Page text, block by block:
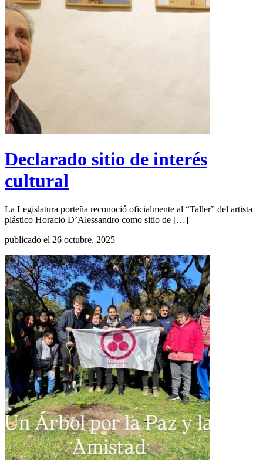
Declarado sitio de interés
cultural
La Legislatura porteña reconoció oficialmente al “Taller” del artista
plástico Horacio D’Alessandro como sitio de […]
publicado el 26 octubre, 2025